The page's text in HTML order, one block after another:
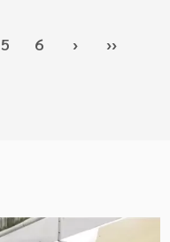
5 6 › ››